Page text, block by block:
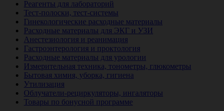
Реагенты для лабораторий
Тест-полоски, тест-системы
Гинекологические расходные материалы
Расходные материалы для ЭКГ и УЗИ
Анестезиология и реанимация
Гастроэнтерология и проктология
Расходные материалы для урологии
Измерительная техника, тонометры, глюкометры
Бытовая химия, уборка, гигиена
Утилизация
Облучатели-рециркуляторы, ингаляторы
Товары по бонусной программе